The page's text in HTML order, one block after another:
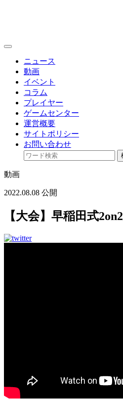
toggle
ニュース
動画
イベント
コラム
プレイヤー
ゲームセンター
運営概要
サイトポリシー
お問い合わせ
動画
2022.08.08 公開
【大会】早稲田式